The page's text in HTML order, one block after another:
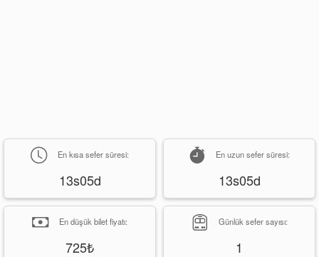
En kısa sefer süresi:
13s05d
En uzun sefer süresi:
13s05d
En düşük bilet fiyatı:
725₺
Günlük sefer sayısı:
1